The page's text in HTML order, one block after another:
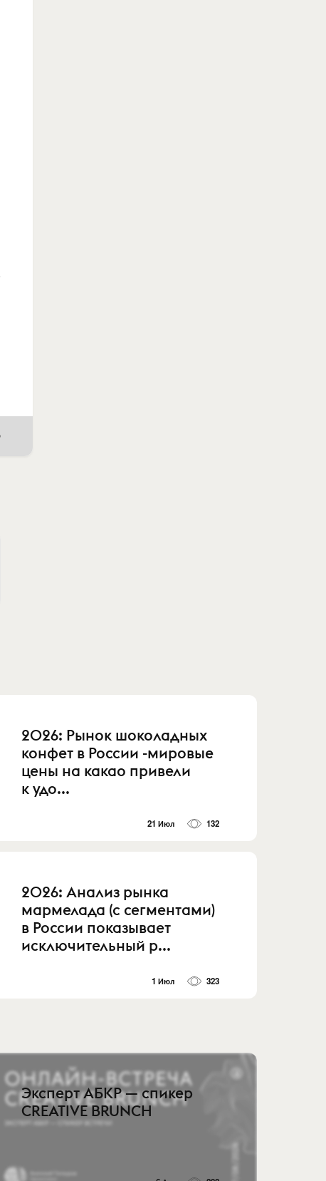
2026: Рынок шоколадных
конфет в России -мировые
цены на какао привели
к удо...
21 Июл 132
2026: Анализ рынка
мармелада (с сегментами)
в России показывает
исключительный р...
1 Июл 323
Эксперт АБКР — спикер
CREATIVE BRUNCH